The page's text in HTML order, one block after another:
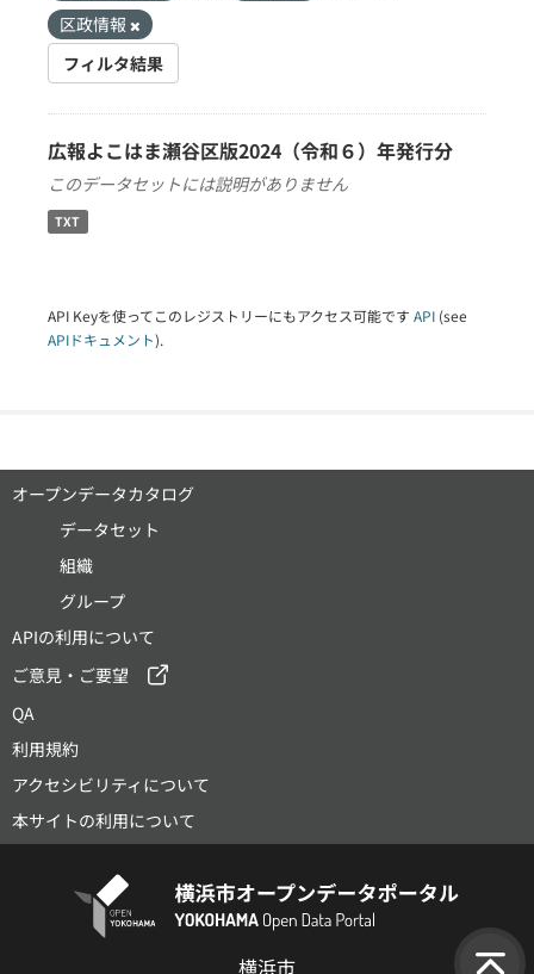
区政情報
フィルタ結果
広報よこはま瀬谷区版2024（令和６）年発行分
このデータセットには説明がありません
TXT
API Keyを使ってこのレジストリーにもアクセス可能です API (see
APIドキュメント).
オープンデータカタログ
データセット
組織
グループ
APIの利用について
ご意見・ご要望
QA
利用規約
アクセシビリティについて
本サイトの利用について
横浜市